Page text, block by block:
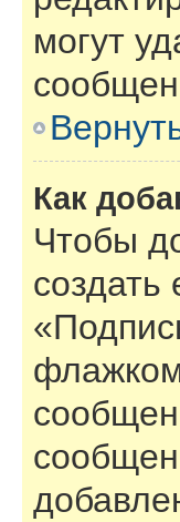
могут
Как
Чтобы
создать